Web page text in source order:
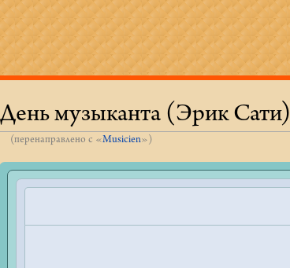
День музыканта (Эрик Сати)
(перенаправлено с «Musicien»)